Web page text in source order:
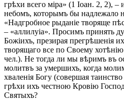
грѣхи всего міра» (1 Іоан. 2, 2),
небомъ, которымъ бы надлежало
«Надгробное рыданіе творяще
– «аллилуіа». Просимъ принять
Божіихъ, презирая прегрѣшенія
творящаго все по Своему
чел.). Не тогда ли мы вѣримъ въ
молитвъ за умершихъ, когда
хваленія Богу (совершая
грѣхи ихъ честною Кровію
Святыхъ?